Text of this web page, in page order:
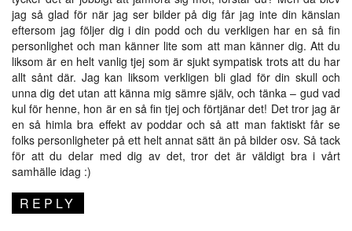
jag så glad för när jag ser bilder på dig får jag inte din känslan
eftersom jag följer dig i din podd och du verkligen har en så fin
personlighet och man känner lite som att man känner dig. Att du
liksom är en helt vanlig tjej som är sjukt sympatisk trots att du har
allt sånt där. Jag kan liksom verkligen bli glad för din skull och
unna dig det utan att känna mig sämre själv, och tänka – gud vad
kul för henne, hon är en så fin tjej och förtjänar det! Det tror jag är
en så himla bra effekt av poddar och så att man faktiskt får se
folks personligheter på ett helt annat sätt än på bilder osv. Så tack
för att du delar med dig av det, tror det är väldigt bra i vårt
samhälle idag :)
REPLY